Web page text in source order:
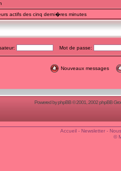
actifs des cinq derni�res minutes
Mot de passe:
Nouveaux messages
Powered byphpBB© 2001, 2002 phpBB
Accueil- Newsletter-
©